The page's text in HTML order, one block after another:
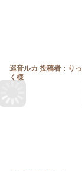
巡音ルカ 投稿者：りっ
く様